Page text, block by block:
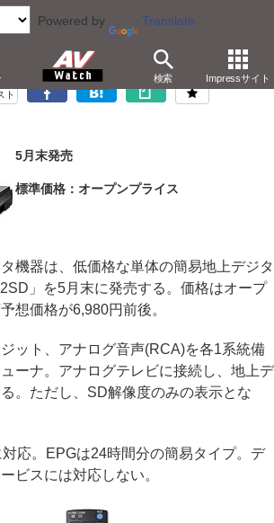
Powered by Translate
検索 Impressサイト
の簡易地デジチューナ
ト
5月末発売
標準価格：オープンプライス
機器は、低価格な単体の簡易地上デジタ
」を5月末に発売する。価格はオープ
想価格が6,980円前後。
ット、アナログ音声(RCA)を各1系統備
ーナ。アナログテレビに接続し、地上デ
。ただし、SD解像度のみの表示とな
応。EPGは24時間分の簡易タイプ。デ
ビスには対応しない。